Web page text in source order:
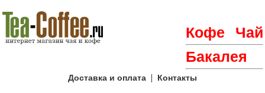
Кофе
Чай
Бакалея
Доставка и оплата | Контакты